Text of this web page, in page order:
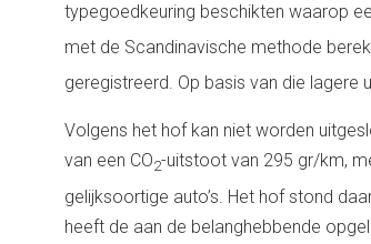
typegoedkeuring beschikten waarop
met de Scandinavische methode
geregistreerd. Op basis van die lagere
Volgens het hof kan niet worden
van een CO2-uitstoot van 295 gr/km,
gelijksoortige auto’s. Het hof stond
heeft de aan de belanghebbende